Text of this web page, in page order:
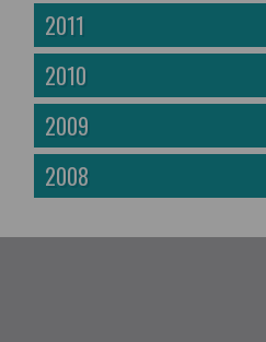
2011
2010
2009
2008